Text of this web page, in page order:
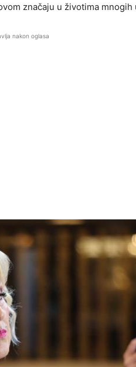
značaju u životima mnogih
nakon oglasa